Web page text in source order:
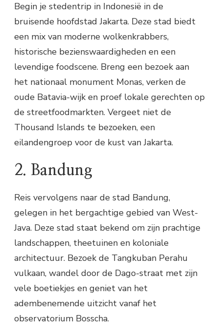
Begin je stedentrip in Indonesië in de
bruisende hoofdstad Jakarta. Deze stad biedt
een mix van moderne wolkenkrabbers,
historische bezienswaardigheden en een
levendige foodscene. Breng een bezoek aan
het nationaal monument Monas, verken de
oude Batavia-wijk en proef lokale gerechten op
de streetfoodmarkten. Vergeet niet de
Thousand Islands te bezoeken, een
eilandengroep voor de kust van Jakarta.
2. Bandung
Reis vervolgens naar de stad Bandung,
gelegen in het bergachtige gebied van West-
Java. Deze stad staat bekend om zijn prachtige
landschappen, theetuinen en koloniale
architectuur. Bezoek de Tangkuban Perahu
vulkaan, wandel door de Dago-straat met zijn
vele boetiekjes en geniet van het
adembenemende uitzicht vanaf het
observatorium Bosscha.